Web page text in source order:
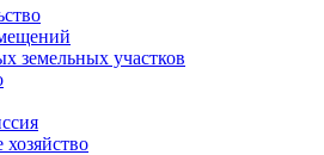
земельных участков